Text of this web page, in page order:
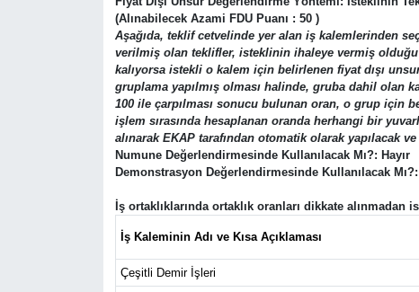
(Alınabilecek Azami FDU Puanı : 50 )
Aşağıda, teklif cetvelinde yer alan iş kalemlerinden
verilmiş olan teklifler, isteklinin ihaleye vermiş
kalıyorsa istekli o kalem için belirlenen fiyat dışı
gruplama yapılmış olması halinde, gruba dahil olan
100 ile çarpılması sonucu bulunan oran, o grup için
işlem sırasında hesaplanan oranda herhangi bir
alınarak EKAP tarafından otomatik olarak yapılacak
Numune Değerlendirmesinde Kullanılacak Mı?: Hayır
Demonstrasyon Değerlendirmesinde Kullanılacak Mı?:
İş ortaklıklarında ortaklık oranları dikkate alınmadan
İş Kaleminin Adı ve Kısa Açıklaması
Çeşitli Demir İşleri